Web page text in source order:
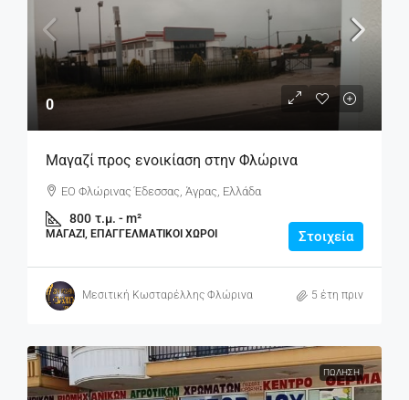
0
Μαγαζί προς ενοικίαση στην Φλώρινα
ΕΟ Φλώρινας Έδεσσας, Άγρας, Ελλάδα
800 τ.μ. - m²
ΜΑΓΑΖΊ, ΕΠΑΓΓΕΛΜΑΤΙΚΟΊ ΧΏΡΟΙ Στοιχεία
Μεσιτική Κωσταρέλλης Φλώρινα 5 έτη πριν
ΠΏΛΗΣΗ